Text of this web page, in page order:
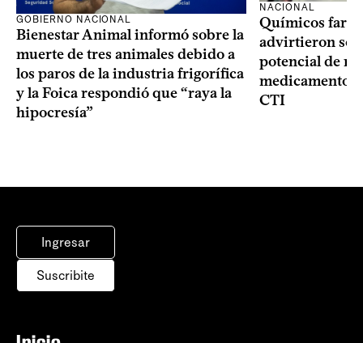
GOBIERNO NACIONAL
Bienestar Animal informó sobre la
muerte de tres animales debido a
los paros de la industria frigorífica
y la Foica respondió que “raya la
hipocresía”
NACIONAL
Químicos
advirtieron
potencial de
medicamentos
CTI
Ingresar
Suscribite